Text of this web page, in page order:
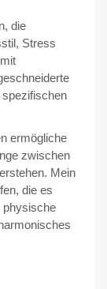
die
Stress
ermögliche
zwischen
Mein
die es
physische